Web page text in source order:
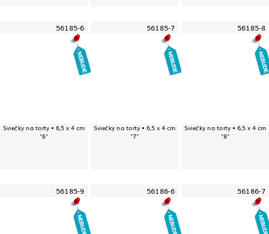
56185-6
Sviečky na torty • 6,5 x 4 cm
"6"
56185-7
Sviečky na torty • 6,5 x 4 cm
"7"
56185-8
Sviečky na torty • 6,5 x 4 cm
"8"
56185-9 56186-6 56186-7